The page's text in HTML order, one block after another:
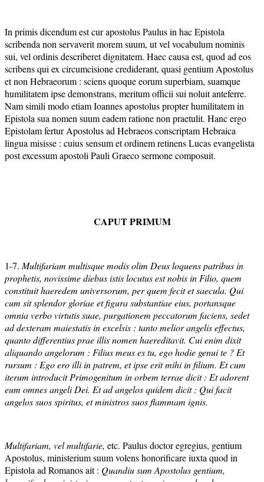
In primis dicendum est cur apostolus Paulus in hac Epistola
scribenda non servaverit morem suum, ut vel vocabulum nominis
sui, vel ordinis describeret dignitatem. Haec causa est, quod ad eos
scribens qui ex circumcisione crediderant, quasi gentium Apostolus
et non Hebraeorum : sciens quoque eorum superbiam, suamque
humilitatem ipse demonstrans, meritum officii sui noluit anteferre.
Nam simili modo etiam Ioannes apostolus propter humilitatem in
Epistola sua nomen suum eadem ratione non praetulit. Hanc ergo
Epistolam fertur Apostolus ad Hebraeos conscriptam Hebraica
lingua misisse : cuius sensum et ordinem retinens Lucas evangelista
post excessum apostoli Pauli Graeco sermone composuit.
CAPUT PRIMUM
1-7. Multifariam multisque modis olim Deus loquens patribus in
prophetis, novissime diebus istis locutus est nobis in Filio, quem
constituit haeredem universorum, per quem fecit et saecula. Qui
cum sit splendor gloriae et figura substantiae eius, portansque
omnia verbo virtutis suae, purgationem peccatorum faciens, sedet
ad dexteram maiestatis in excelsis : tanto melior angelis effectus,
quanto differentius prae illis nomen haereditavit. Cui enim dixit
aliquando angelorum : Filius meus es tu, ego hodie genui te ? Et
rursum : Ego ero illi in patrem, et ipse erit mihi in filium. Et cum
iterum introducit Primogenitum in orbem terrae dicit : Et adorent
eum omnes angeli Dei. Et ad angelos quidem dicit : Qui facit
angelos suos spiritus, et ministros suos flammam ignis.
Multifariam, vel multifarie, etc. Paulus doctor egregius, gentium
Apostolus, ministerium suum volens honorificare iuxta quod in
Epistola ad Romanos ait : Quandiu sum Apostolus gentium,